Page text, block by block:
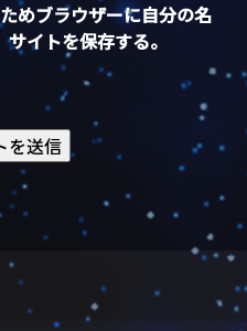
めブラウザーに自分の名
イトを保存する。